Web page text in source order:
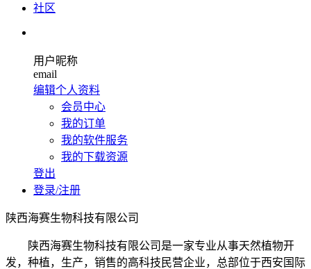
社区
用户昵称
email
编辑个人资料
会员中心
我的订单
我的软件服务
我的下载资源
登出
登录/注册
陕西海赛生物科技有限公司
陕西海赛生物科技有限公司是一家专业从事天然植物开
发，种植，生产，销售的高科技民营企业，总部位于西安国际